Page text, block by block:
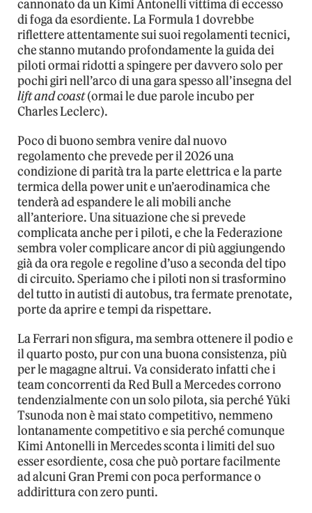
cannonato da un Kimi Antonelli vittima di eccesso
di foga da esordiente. La Formula 1 dovrebbe
riflettere attentamente sui suoi regolamenti tecnici,
che stanno mutando profondamente la guida dei
piloti ormai ridotti a spingere per davvero solo per
pochi giri nell’arco di una gara spesso all’insegna del
lift and coast(ormai le due parole incubo per
Charles Leclerc).
Poco di buono sembra venire dal nuovo
regolamento che prevede per il 2026 una
condizione di parità tra la parte elettrica e la parte
termica della power unit e un’aerodinamica che
tenderà ad espandere le ali mobili anche
all’anteriore. Una situazione che si prevede
complicata anche per i piloti, e che la Federazione
sembra voler complicare ancor di più aggiungendo
già da ora regole e regoline d’uso a seconda del tipo
di circuito. Speriamo che i piloti non si trasformino
del tutto in autisti di autobus, tra fermate prenotate,
porte da aprire e tempi da rispettare.
La Ferrari non sfigura, ma sembra ottenere il podio e
il quarto posto, pur con una buona consistenza, più
per le magagne altrui. Va considerato infatti che i
team concorrenti da Red Bull a Mercedes corrono
tendenzialmente con un solo pilota, sia perché Yūki
Tsunoda non è mai stato competitivo, nemmeno
lontanamente competitivo e sia perché comunque
Kimi Antonelli in Mercedes sconta i limiti del suo
esser esordiente, cosa che può portare facilmente
ad alcuni Gran Premi con poca performance o
addirittura con zero punti.